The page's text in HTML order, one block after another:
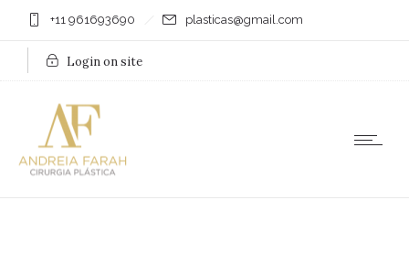
+11 961693690 plasticas@gmail.com
Login on site